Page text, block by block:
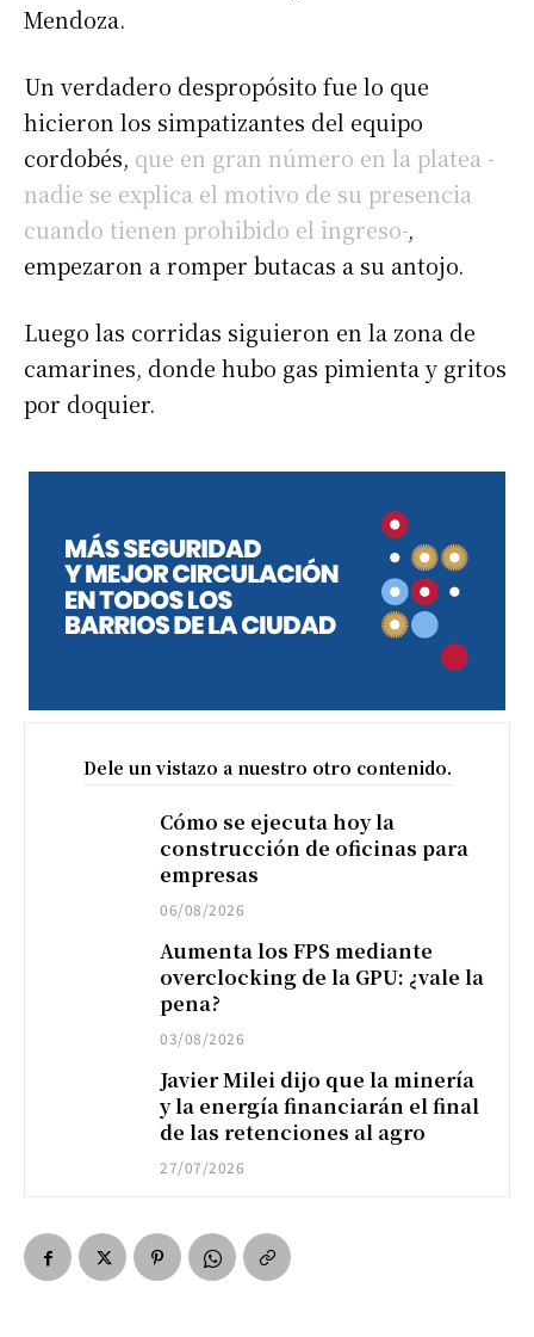
Mendoza.
Un verdadero despropósito fue lo que
hicieron los simpatizantes del equipo
cordobés, que en gran número en la platea -
nadie se explica el motivo de su presencia
cuando tienen prohibido el ingreso-,
empezaron a romper butacas a su antojo.
Luego las corridas siguieron en la zona de
camarines, donde hubo gas pimienta y gritos
por doquier.
Dele un vistazo a nuestro otro contenido.
Cómo se ejecuta hoy la
construcción de oficinas para
empresas
06/08/2026
Aumenta los FPS mediante
overclocking de la GPU: ¿vale la
pena?
03/08/2026
Javier Milei dijo que la minería
y la energía financiarán el final
de las retenciones al agro
27/07/2026